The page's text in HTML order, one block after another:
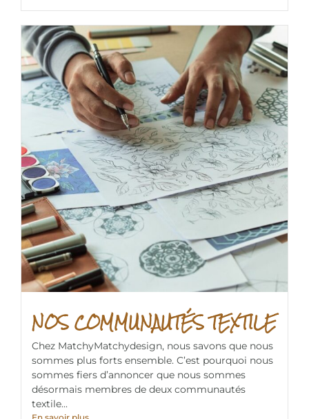
NOS COMMUNAUTÉS TEXTILE
Chez MatchyMatchydesign, nous savons que nous
sommes plus forts ensemble. C’est pourquoi nous
sommes fiers d’annoncer que nous sommes
désormais membres de deux communautés
textile...